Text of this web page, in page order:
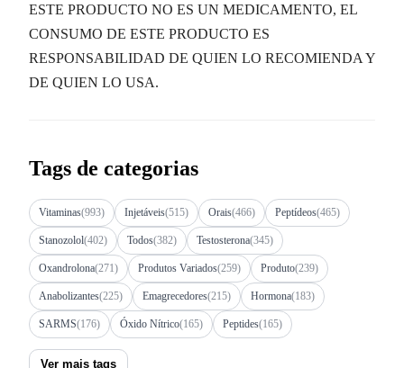
ESTE PRODUCTO NO ES UN MEDICAMENTO, EL
CONSUMO DE ESTE PRODUCTO ES
RESPONSABILIDAD DE QUIEN LO RECOMIENDA Y
DE QUIEN LO USA.
Tags de categorias
Vitaminas(993) Injetáveis(515) Orais(466) Peptídeos(465)
Stanozolol(402) Todos(382) Testosterona(345)
Oxandrolona(271) Produtos Variados(259) Produto(239)
Anabolizantes(225) Emagrecedores(215) Hormona(183)
SARMS(176) Óxido Nítrico(165) Peptides(165)
Ver mais tags